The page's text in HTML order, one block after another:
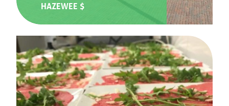
HAZEWEE $